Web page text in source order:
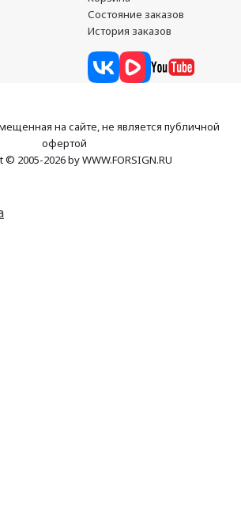
Состояние заказов
История заказов
на сайте, не является публичной
офертой
2005-2026 by WWW.FORSIGN.RU